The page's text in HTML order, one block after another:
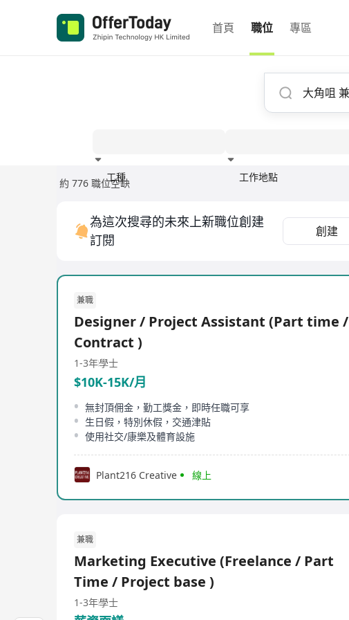
首頁 職位 專區
工種 工作地點
約 776 職位空缺
為這次搜尋的未來上新職位創建
訂閱
創建
兼職
Designer / Project Assistant (Part time /
Contract )
1-3年學士
$10K-15K/月
無封頂佣金，勤工獎金，即時任職可享
生日假，特別休假，交通津貼
使用社交/康樂及體育設施
Plant216 Creative 線上
兼職
Marketing Executive (Freelance / Part
Time / Project base )
1-3年學士